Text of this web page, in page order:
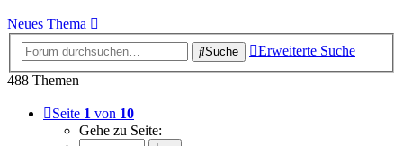
Neues Thema
Suche
Erweiterte Suche
488 Themen
Seite 1 von 10
Gehe zu Seite: